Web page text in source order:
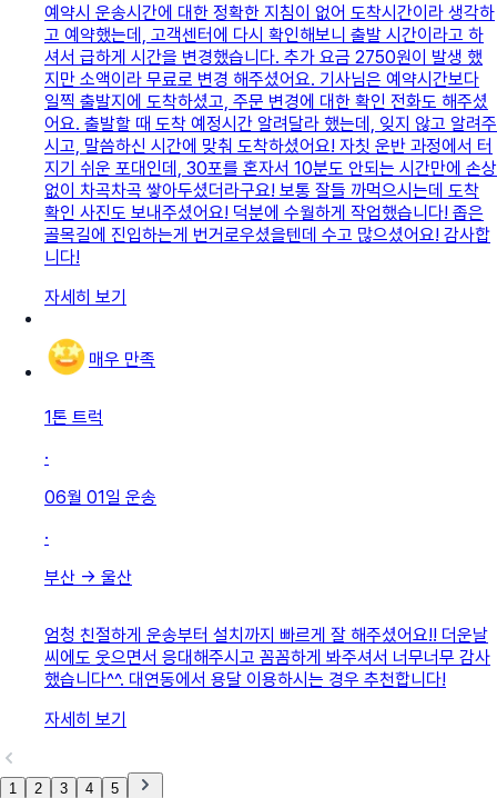
예약시 운송시간에 대한 정확한 지침이 없어 도착시간이라 생각하
고 예약했는데, 고객센터에 다시 확인해보니 출발 시간이라고 하
셔서 급하게 시간을 변경했습니다. 추가 요금 2750원이 발생 했
지만 소액이라 무료로 변경 해주셨어요. 기사님은 예약시간보다
일찍 출발지에 도착하셨고, 주문 변경에 대한 확인 전화도 해주셨
어요. 출발할 때 도착 예정시간 알려달라 했는데, 잊지 않고 알려주
시고, 말씀하신 시간에 맞춰 도착하셨어요! 자칫 운반 과정에서 터
지기 쉬운 포대인데, 30포를 혼자서 10분도 안되는 시간만에 손상
없이 차곡차곡 쌓아두셨더라구요! 보통 잘들 까먹으시는데 도착
확인 사진도 보내주셨어요! 덕분에 수월하게 작업했습니다! 좁은
골목길에 진입하는게 번거로우셨을텐데 수고 많으셨어요! 감사합
니다!
자세히 보기
매우 만족
1톤 트럭
·
06월 01일 운송
·
부산 → 울산
엄청 친절하게 운송부터 설치까지 빠르게 잘 해주셨어요!! 더운날
씨에도 웃으면서 응대해주시고 꼼꼼하게 봐주셔서 너무너무 감사
했습니다^^. 대연동에서 용달 이용하시는 경우 추천합니다!
자세히 보기
1 2 3 4 5